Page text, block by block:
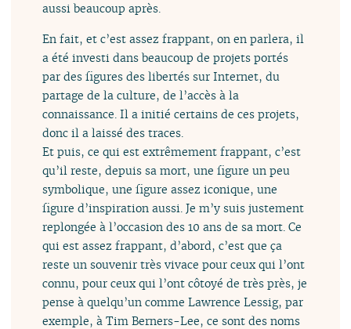
aussi beaucoup après.
En fait, et c’est assez frappant, on en parlera, il
a été investi dans beaucoup de projets portés
par des figures des libertés sur Internet, du
partage de la culture, de l’accès à la
connaissance. Il a initié certains de ces projets,
donc il a laissé des traces.
Et puis, ce qui est extrêmement frappant, c’est
qu’il reste, depuis sa mort, une figure un peu
symbolique, une figure assez iconique, une
figure d’inspiration aussi. Je m’y suis justement
replongée à l’occasion des 10 ans de sa mort. Ce
qui est assez frappant, d’abord, c’est que ça
reste un souvenir très vivace pour ceux qui l’ont
connu, pour ceux qui l’ont côtoyé de très près, je
pense à quelqu’un comme Lawrence Lessig, par
exemple, à Tim Berners-Lee, ce sont des noms